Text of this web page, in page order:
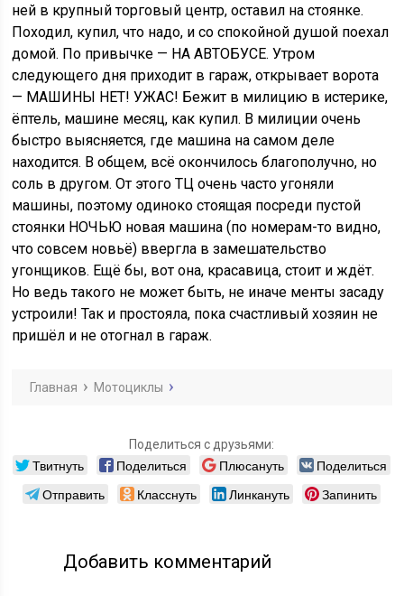
ней в крупный торговый центр, оставил на стоянке.
Походил, купил, что надо, и со спокойной душой поехал
домой. По привычке — НА АВТОБУСЕ. Утром
следующего дня приходит в гараж, открывает ворота
— МАШИНЫ НЕТ! УЖАС! Бежит в милицию в истерике,
ёптель, машине месяц, как купил. В милиции очень
быстро выясняется, где машина на самом деле
находится. В общем, всё окончилось благополучно, но
соль в другом. От этого ТЦ очень часто угоняли
машины, поэтому одиноко стоящая посреди пустой
стоянки НОЧЬЮ новая машина (по номерам-то видно,
что совсем новьё) ввергла в замешательство
угонщиков. Ещё бы, вот она, красавица, стоит и ждёт.
Но ведь такого не может быть, не иначе менты засаду
устроили! Так и простояла, пока счастливый хозяин не
пришёл и не отогнал в гараж.
Главная Мотоциклы
Поделиться с друзьями:
Твитнуть Поделиться Плюсануть
Поделиться
Отправить
Класснуть Линкануть Запинить
Добавить комментарий